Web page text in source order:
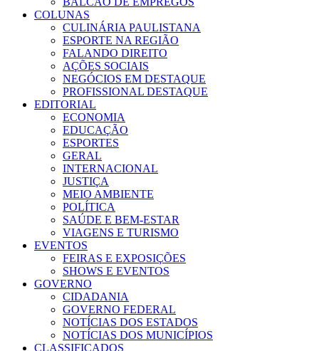
COLUNAS
CULINÁRIA PAULISTANA
ESPORTE NA REGIÃO
FALANDO DIREITO
AÇÕES SOCIAIS
NEGÓCIOS EM DESTAQUE
PROFISSIONAL DESTAQUE
EDITORIAL
ECONOMIA
EDUCAÇÃO
ESPORTES
GERAL
INTERNACIONAL
JUSTIÇA
MEIO AMBIENTE
POLÍTICA
SAÚDE E BEM-ESTAR
VIAGENS E TURISMO
EVENTOS
FEIRAS E EXPOSIÇÕES
SHOWS E EVENTOS
GOVERNO
CIDADANIA
GOVERNO FEDERAL
NOTÍCIAS DOS ESTADOS
NOTÍCIAS DOS MUNICÍPIOS
CLASSIFICADOS